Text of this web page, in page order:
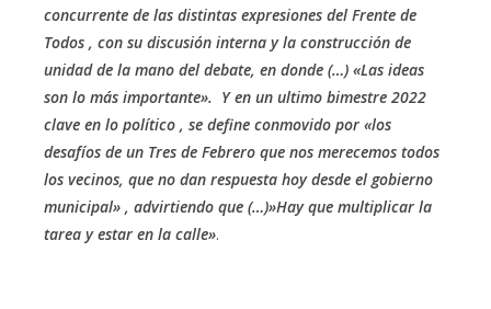
concurrente de las distintas expresiones del Frente de
Todos , con su discusión interna y la construcción de
unidad de la mano del debate, en donde (…) «Las ideas
son lo más importante». Y en un ultimo bimestre 2022
clave en lo político , se define conmovido por «los
desafíos de un Tres de Febrero que nos merecemos todos
los vecinos, que no dan respuesta hoy desde el gobierno
municipal» , advirtiendo que (…)»Hay que multiplicar la
tarea y estar en la calle».